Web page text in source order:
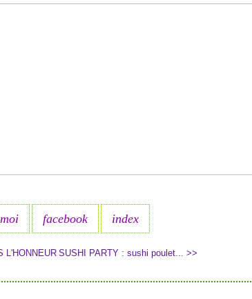
facebook index
L'HONNEUR SUSHI PARTY : sushi poulet... >>